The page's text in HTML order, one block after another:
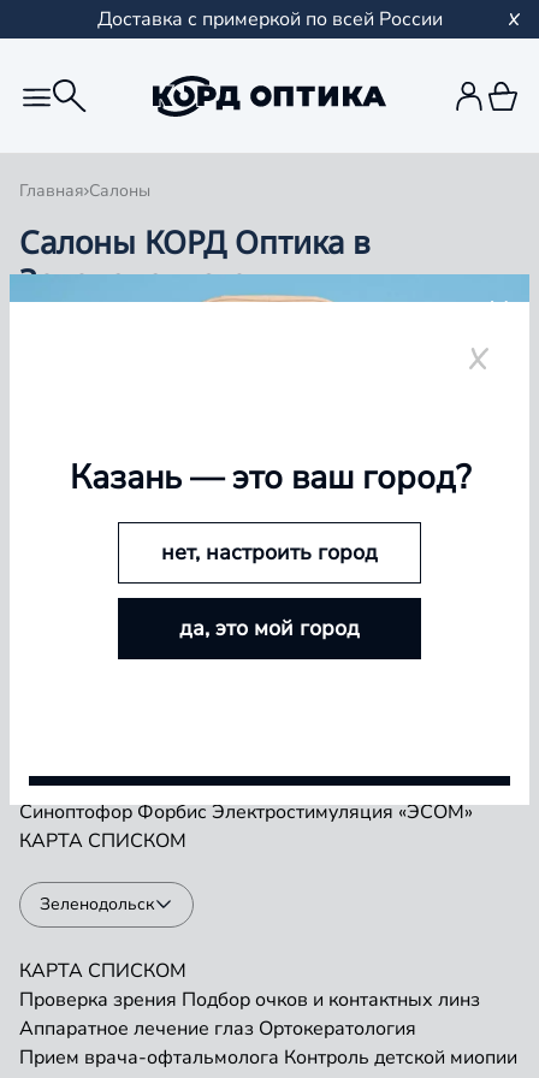
Доставка с примеркой по всей России
Главная Салоны
Салоны КОРД Оптика в
Зеленодольске
салонов в Казани и Республике Татарстан, Самаре,
Аппаратное лечение глаз Ортокератология
Прием врача-офтальмологаКонтроль детской миопии
Магнитотерапия «АМО-АТОС»Макулотестер
СиноптофорФорбисЭлектростимуляция «ЭСОМ»
КАРТА СПИСКОМ
Зеленодольск
КАРТА СПИСКОМ
Проверка зрения Подбор очков и контактных линз
Аппаратное лечение глаз Ортокератология
Прием врача-офтальмолога Контроль детской миопии
БОЛЬШЕ ЛИНЗ — БОЛЬШЕ СКИДКА
Покупайте контактные линзы Airway и увеличивайте
размер скидки — от 5% до 15%
Казань— это ваш город?
нет, настроить город
да, это мой город